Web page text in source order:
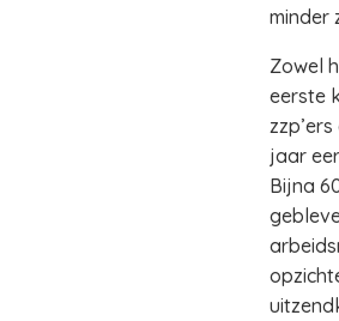
minder
Zowel
eerste
jaar
Bijna